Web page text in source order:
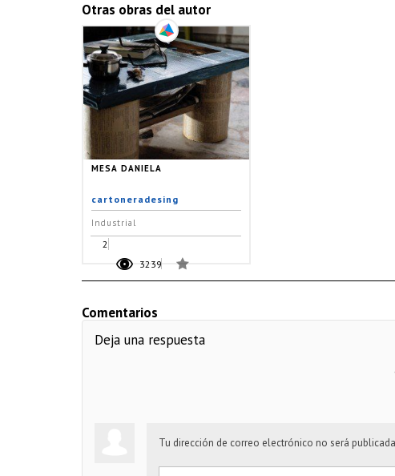
Otras obras del autor
MESA DANIELA
cartoneradesing
Industrial
2
3239
Comentarios
Deja una respuesta
Tu dirección de correo electrónico no será